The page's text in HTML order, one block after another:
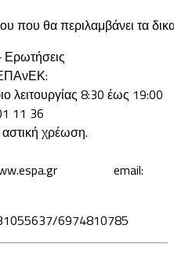
που θα περιλαμβάνει τα
Ερωτήσεις
λειτουργίας 8:30 έως 19:00
11 36
χρέωση.
email:
6974810785